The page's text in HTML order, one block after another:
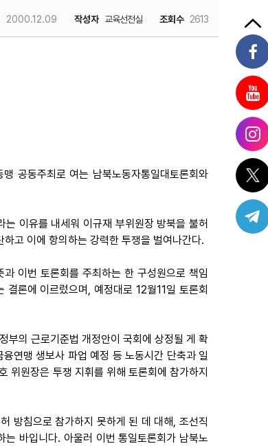
2000.12.09 작성자 교육선전실 조회수 2613
공동주최로 여는 남북노동자통일대토론회와
이유를 내세워 이규재 부위원장 방북을 불허
고 이에 항의하는 강력한 투쟁을 벌여나간다.
이번 토론회를 주최하는 한 구성원으로 책임
론에 이르렀으며, 예정대로 12월11일 토론회
부의 근로기준법 개정안이 국회에 상정될 게 확
연맹 생보사 파업 예정 등 노동시간 단축과 일
위원장은 투쟁 지휘를 위해 토론회에 참가하지
방침으로 참가하지 못하게 된 데 대해, 조선직
바입니다. 아울러 이번 통일토론회가 남북노